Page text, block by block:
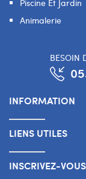
Piscine Et Jardin
Animalerie
BESOIN
INFORMATION
LIENS UTILES
INSCRIVEZ-